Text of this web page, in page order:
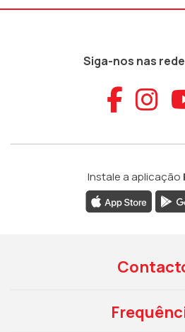
Siga-nos nas
Instale a aplicação